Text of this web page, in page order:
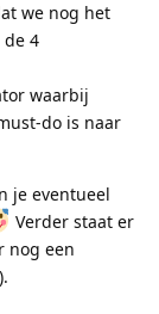
we nog het
4
waarbij
do is naar
je eventueel
Verder staat er
nog een